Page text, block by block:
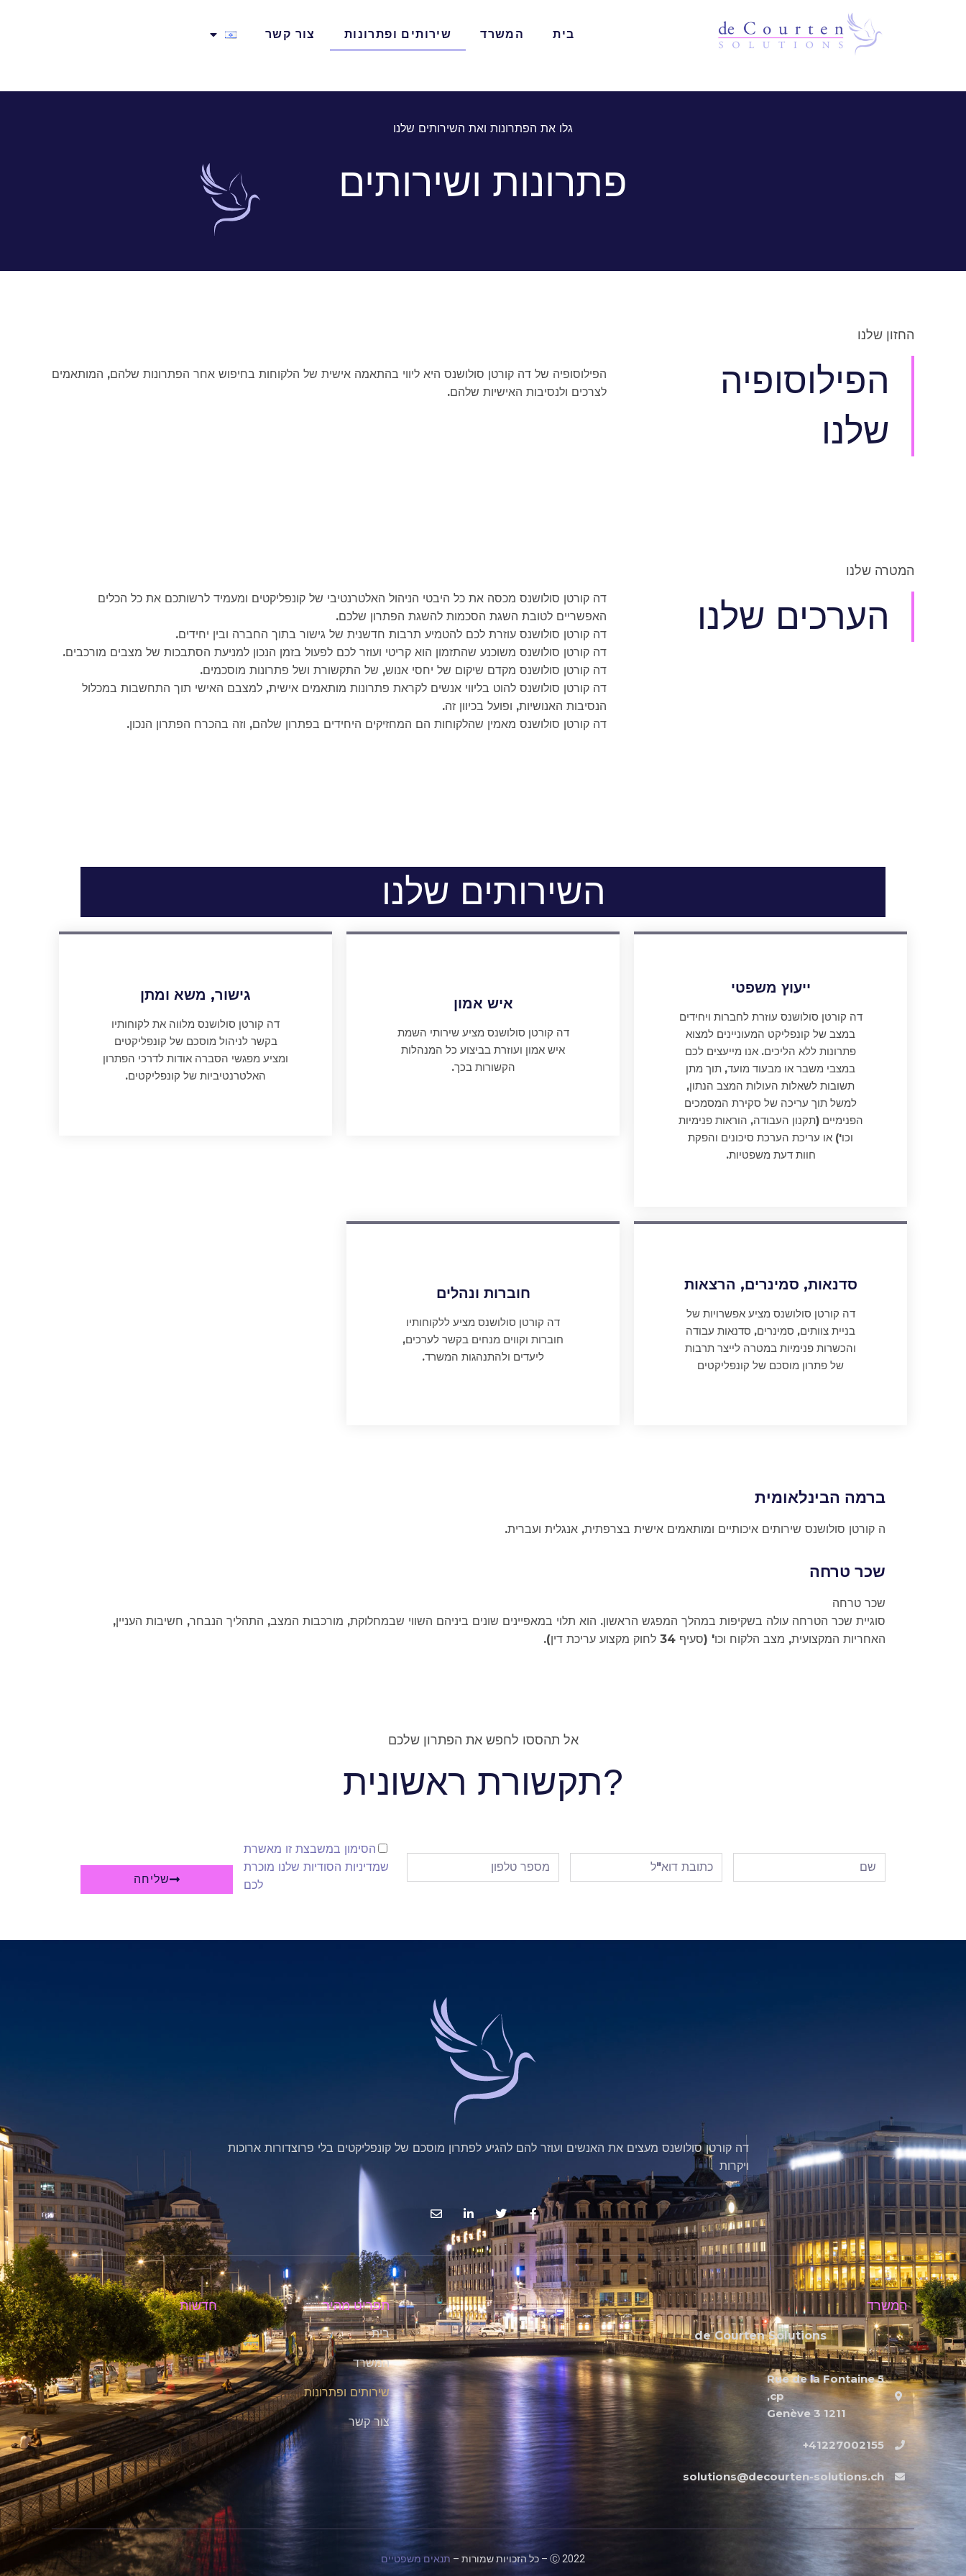
בית המשרד שירותים ופתרונות צור קשר
גלו את הפתרונות ואת השירותים שלנו
פתרונות ושירותים
החזון שלנו
הפילוסופיה
שלנו
הפילוסופיה של דה קורטן סולושנס היא ליווי בהתאמה אישית של הלקוחות בחיפוש אחר הפתרונות שלהם, המותאמים
לצרכים ולנסיבות האישיות שלהם.
המטרה שלנו
הערכים שלנו
דה קורטן סולושנס מכסה את כל היבטי הניהול האלטרנטיבי של קונפליקטים ומעמיד לרשותכם את כל הכלים
האפשריים לטובת השגת הסכמות להשגת הפתרון שלכם.
דה קורטן סולושנס עוזרת לכם להטמיע תרבות חדשנית של גישור בתוך החברה ובין יחידים.
דה קורטן סולושנס משוכנע שהתזמון הוא קריטי ועוזר לכם לפעול בזמן הנכון למניעת הסתבכות של מצבים מורכבים.
דה קורטן סולושנס מקדם שיקום של יחסי אנוש, של התקשורת ושל פתרונות מוסכמים.
דה קורטן סולושנס להוט בליווי אנשים לקראת פתרונות מותאמים אישית, למצבם האישי תוך התחשבות במכלול
הנסיבות האנושיות, ופועל בכיוון זה.
דה קורטן סולושנס מאמין שהלקוחות הם המחזיקים היחידים בפתרון שלהם, וזה בהכרח הפתרון הנכון.
השירותים שלנו
ייעוץ משפטי
דה קורטן סולושנס עוזרת לחברות ויחידים
במצב של קונפליקט המעוניינים למצוא
פתרונות ללא הליכים. אנו מייעצים לכם
במצבי משבר או מבעוד מועד, תוך מתן
תשובות לשאלות העולות המצב הנתון,
למשל תוך עריכה של סקירת המסמכים
הפנימיים (תקנון העבודה, הוראות פנימיות
וכו') או עריכת הערכת סיכונים והפקת
חוות דעת משפטיות.
איש אמון
דה קורטן סולושנס מציע שירותי השמת
איש אמון ועוזרת בביצוע כל המנהלות
הקשורות בכך.
גישור, משא ומתן
דה קורטן סולושנס מלווה את לקוחותיו
בקשר לניהול מוסכם של קונפליקטים
ומציע מפגשי הסברה אודות לדרכי הפתרון
האלטרנטיביות של קונפליקטים.
סדנאות, סמינרים, הרצאות
דה קורטן סולושנס מציע אפשרויות של
בניית צוותים, סמינרים, סדנאות עבודה
והכשרות פנימיות במטרה לייצר תרבות
של פתרון מוסכם של קונפליקטים
חוברות ונהלים
דה קורטן סולושנס מציע ללקוחותיו
חוברות וקווים מנחים בקשר לערכים,
ליעדים ולהתנהגות המשרד.
ברמה הבינלאומית
ה קורטן סולושנס שירותים איכותיים ומותאמים אישית בצרפתית, אנגלית ועברית.
שכר טרחה
שכר טרחה
סוגיית שכר הטרחה עולה בשקיפות במהלך המפגש הראשון. הוא תלוי במאפיינים שונים ביניהם השווי שבמחלוקת, מורכבות המצב, התהליך הנבחר, חשיבות העניין,
האחריות המקצועית, מצב הלקוח וכו' (סעיף 34 לחוק מקצוע עריכת דין).
אל תהססו לחפש את הפתרון שלכם
?תקשורת ראשונית
הסימון במשבצת זו מאשרת
שמדיניות הסודיות שלנו מוכרת
לכם
שליחה
דה קורטן סולושנס מעצים את האנשים ועוזר להם להגיע לפתרון מוסכם של קונפליקטים בלי פרוצדורות ארוכות
ויקרות
המשרד
de Courten Solutions
Rue de la Fontaine 5
cp,
1211 Genève 3
41227002155+
solutions@decourten-solutions.ch
תפריט מהיר
בית
המשרד
שירותים ופתרונות
צור קשר
חדשות
Ⓒ 2022 – כל הזכויות שמורות – תנאים משפטיים